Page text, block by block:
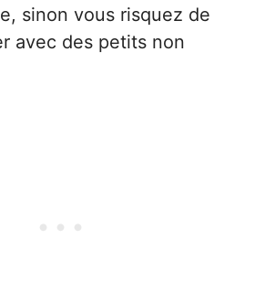
sinon vous risquez de
avec des petits non